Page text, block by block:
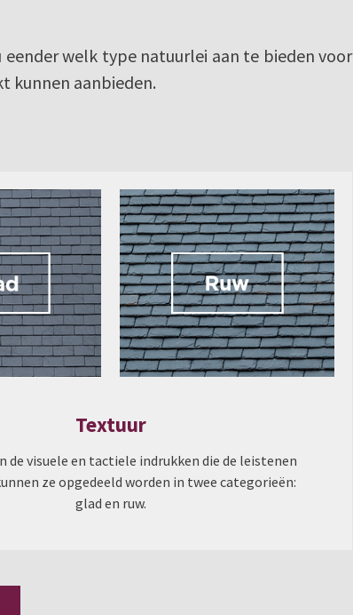
welk type natuurlei aan te bieden voor
kunnen aanbieden.
Textuur
de visuele en tactiele indrukken die de leistenen
ze opgedeeld worden in twee categorieën:
glad en ruw.